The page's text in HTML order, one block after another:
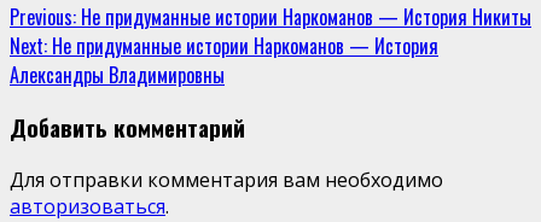
Previous: Не придуманные истории Наркоманов — История Никиты
Next: Не придуманные истории Наркоманов — История
Александры Владимировны
Добавить комментарий
Для отправки комментария вам необходимо
авторизоваться.